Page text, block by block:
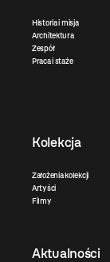
Historia i misja
Architektura
Zespół
Praca i staże
Kolekcja
Założenia kolekcji
Artyści
Filmy
Aktualności